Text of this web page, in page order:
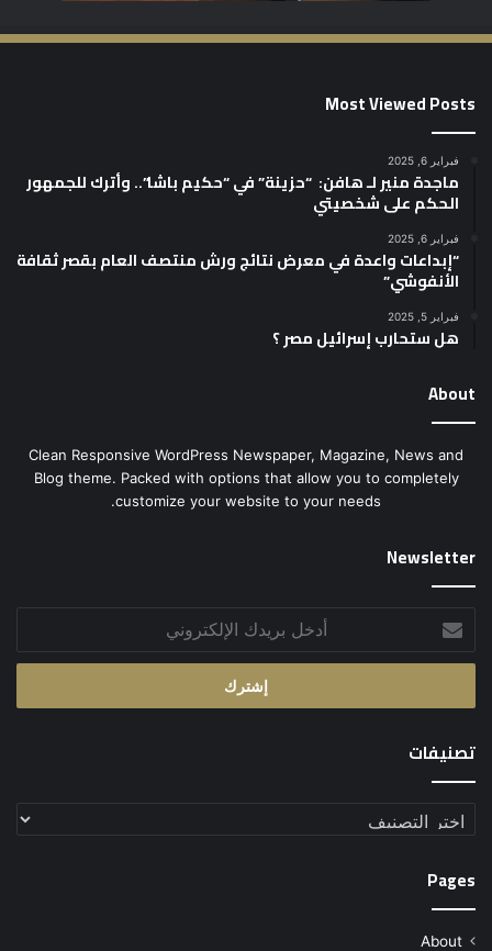
Most Viewed Posts
فبراير 6, 2025
ماجدة منير لـ هافن: “حزينة” في “حكيم باشا”.. وأترك للجمهور
الحكم على شخصيتي
فبراير 6, 2025
“إبداعات واعدة في معرض نتائج ورش منتصف العام بقصر ثقافة
الأنفوشي”
فبراير 5, 2025
هل ستحارب إسرائيل مصر ؟
About
Clean Responsive WordPress Newspaper, Magazine, News and
Blog theme. Packed with options that allow you to completely
customize your website to your needs.
Newsletter
بريدك
الإلكتروني
تصنيفات
تصنيفات
Pages
About